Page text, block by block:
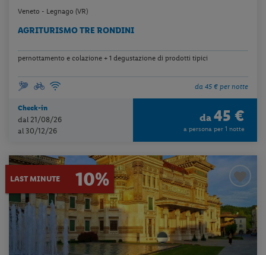
Veneto - Legnago (VR)
AGRITURISMO TRE RONDINI
pernottamento e colazione + 1 degustazione di prodotti tipici
da 45 € per notte
Check-in
dal 21/08/26
al 30/12/26
da 45 €
a persona per 1 notte
LAST MINUTE 10%